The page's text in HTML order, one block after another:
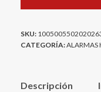
SKU:
CATEGORÍA:ALARMAS
Descripción